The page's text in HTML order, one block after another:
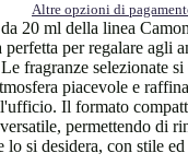
Altre opzioni di
20 ml della linea
perfetta per regalare agli
fragranze selezionate
piacevole e
Il formato
permettendo di
si desidera, con stile ed